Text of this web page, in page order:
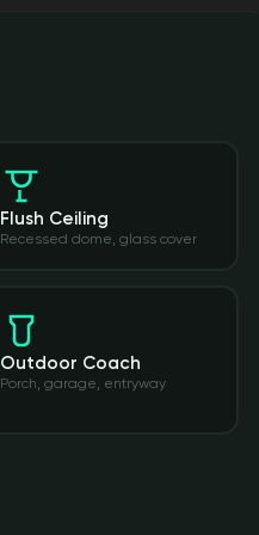
Flush Ceiling
Recessed dome, glass cover
Outdoor Coach
Porch, garage, entryway